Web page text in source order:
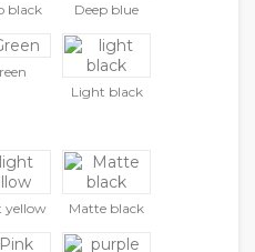
black
Deep blue
Light black
yellow Matte black